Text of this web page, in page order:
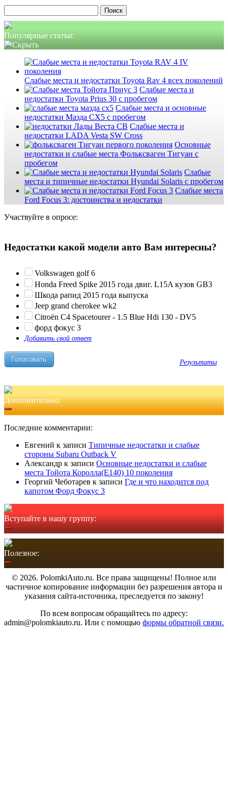
Популярные статьи:
Слабые места и недостатки Toyota Rav 4 всех поколений
Слабые места и
недостатки Toyota Prius 30 с пробегом
Слабые места и основные
недостатки Мазда СХ5 с пробегом
Слабые места и
недостатки LADA Vesta SW Cross
Основные
недостатки и слабые места Фольксваген Тигуан с
пробегом
Слабые
места и типичные недостатки Hyundai Solaris с пробегом
Слабые места
Ford Focus 3: достоинства и недостатки
Участвуйте в опросе:
Недостатки какой модели авто Вам интересны?
Volkswagen golf 6
Honda Freed Spike 2015 года двиг. L15A кузов GB3
Шкода рапид 2015 года выпуска
Jeep grand cherokee wk2
Citroën C4 Spacetourer - 1.5 Blue Hdi 130 - DV5
форд фокус 3
Добавить свой ответ
Результаты
Дополнительно:
Последние комментарии:
Евгений к записи Типичные недостатки и слабые
стороны Subaru Outback V
Александр к записи Основные недостатки и слабые
места Тойота Королла(Е140) 10 поколения
Георгий Чеботарев к записи Где и что находится под
капотом Форд Фокус 3
Вступайте в нашу группу:
Полезное:
© 2026. PolomkiAuto.ru. Все права защищены! Полное или
частичное копирование информации без разрешения автора и
указания сайта-источника, преследуется по закону!
По всем вопросам обращайтесь по адресу:
admin@polomkiauto.ru. Или с помощью формы обратной связи.